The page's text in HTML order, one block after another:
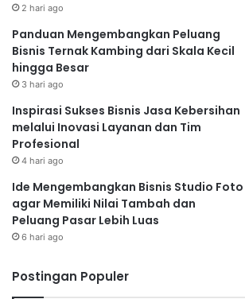
2 hari ago
Panduan Mengembangkan Peluang
Bisnis Ternak Kambing dari Skala Kecil
hingga Besar
3 hari ago
Inspirasi Sukses Bisnis Jasa Kebersihan
melalui Inovasi Layanan dan Tim
Profesional
4 hari ago
Ide Mengembangkan Bisnis Studio Foto
agar Memiliki Nilai Tambah dan
Peluang Pasar Lebih Luas
6 hari ago
Postingan Populer